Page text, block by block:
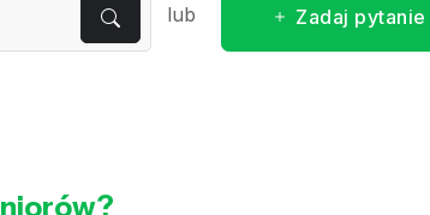
lub Zadaj pytanie